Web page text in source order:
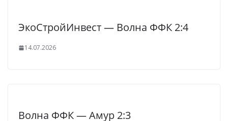
ЭкоСтройИнвест — Волна ФФК 2:4
14.07.2026
Волна ФФК — Амур 2:3